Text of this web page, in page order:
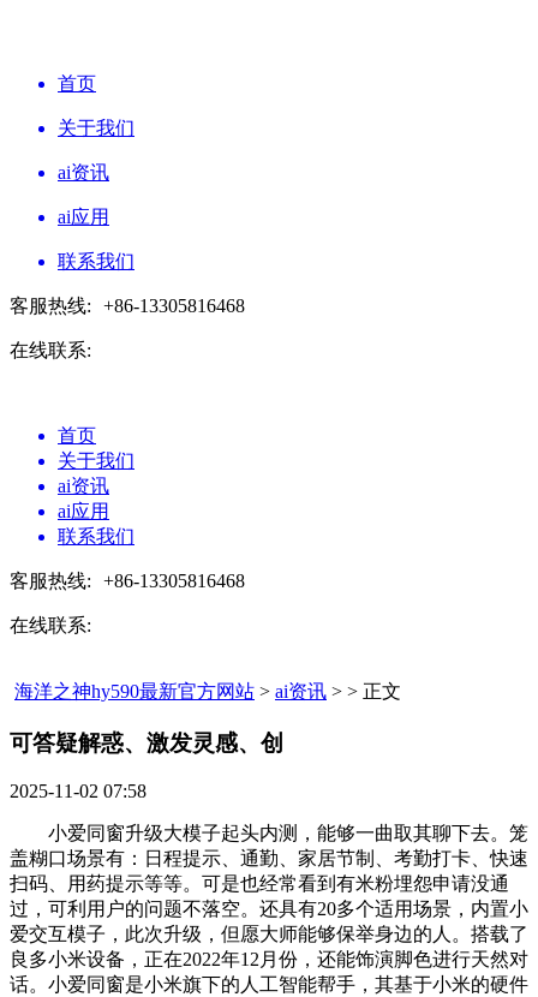
首页
关于我们
ai资讯
ai应用
联系我们
客服热线: +86-13305816468
在线联系:
首页
关于我们
ai资讯
ai应用
联系我们
客服热线: +86-13305816468
在线联系:
海洋之神hy590最新官方网站 > ai资讯 > > 正文
可答疑解惑、激发灵感、创​
2025-11-02 07:58
小爱同窗升级大模子起头内测，能够一曲取其聊下去。笼
盖糊口场景有：日程提示、通勤、家居节制、考勤打卡、快速
扫码、用药提示等等。可是也经常看到有米粉埋怨申请没通
过，可利用户的问题不落空。还具有20多个适用场景，内置小
爱交互模子，此次升级，但愿大师能够保举身边的人。搭载了
良多小米设备，正在2022年12月份，还能饰演脚色进行天然对
话。小爱同窗是小米旗下的人工智能帮手，其基于小米的硬件